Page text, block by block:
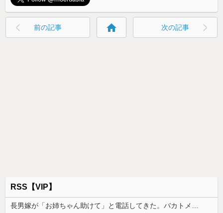
前の記事 home 次の記事
RSS【VIP】